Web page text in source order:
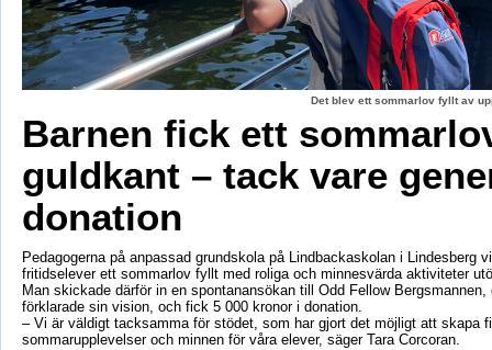
Det blev ett sommarlov fyllt av
Barnen fick ett
guldkant – tack vare
donation
Pedagogerna på anpassad grundskola på Lindbackaskolan i Lindesberg
fritidselever ett sommarlov fyllt med roliga och minnesvärda aktiviteter
Man skickade därför in en spontanansökan till Odd Fellow Bergsmannen,
förklarade sin vision, och fick 5 000 kronor i donation.
– Vi är väldigt tacksamma för stödet, som har gjort det möjligt att skapa
sommarupplevelser och minnen för våra elever, säger Tara Corcoran.